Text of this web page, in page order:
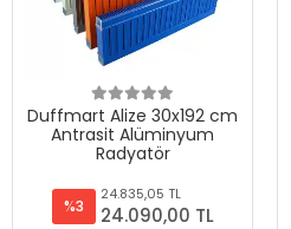
Duffmart Alize 30x192 cm
Antrasit Alüminyum
Radyatör
%3
24.835,05 TL
24.090,00 TL